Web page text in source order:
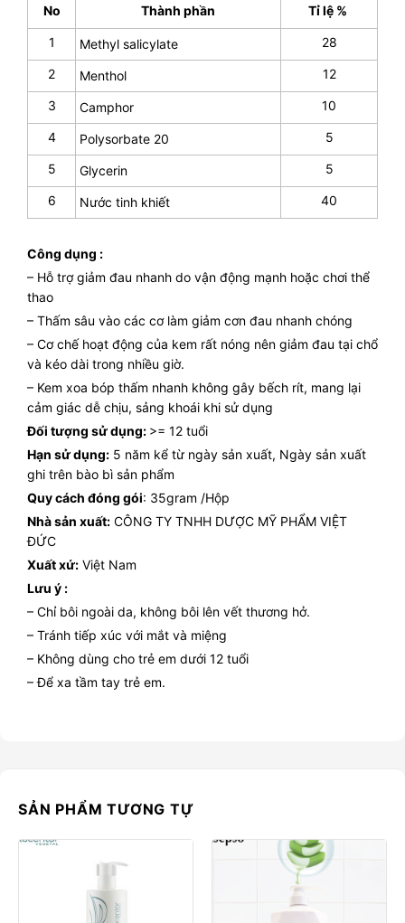
No
Thành phần Tỉ lệ %
1 Methyl salicylate 28
2 Menthol 12
3 Camphor 10
4 Polysorbate 20 5
5 Glycerin 5
6 Nước tinh khiết 40
Công dụng :
– Hỗ trợ giảm đau nhanh do vận động mạnh hoặc chơi thể
thao
– Thấm sâu vào các cơ làm giảm cơn đau nhanh chóng
– Cơ chế hoạt động của kem rất nóng nên giảm đau tại chổ
và kéo dài trong nhiều giờ.
– Kem xoa bóp thấm nhanh không gây bếch rít, mang lại
cảm giác dễ chịu, sảng khoái khi sử dụng
Đối tượng sử dụng: >= 12 tuổi
Hạn sử dụng: 5 năm kể từ ngày sản xuất, Ngày sản xuất
ghi trên bào bì sản phẩm
Quy cách đóng gói: 35gram /Hộp
Nhà sản xuất: CÔNG TY TNHH DƯỢC MỸ PHẨM VIỆT
ĐỨC
Xuất xứ: Việt Nam
Lưu ý :
– Chỉ bôi ngoài da, không bôi lên vết thương hở.
– Tránh tiếp xúc với mắt và miệng
– Không dùng cho trẻ em dưới 12 tuổi
– Để xa tầm tay trẻ em.
SẢN PHẨM TƯƠNG TỰ